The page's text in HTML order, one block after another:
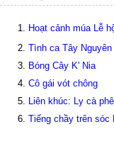
Hoạt cảnh múa Lễ
Tình ca Tây
Bóng Cây K' Nia
Cô gái vót chông
Liên khúc: Ly cà
Tiếng chầy trên sóc